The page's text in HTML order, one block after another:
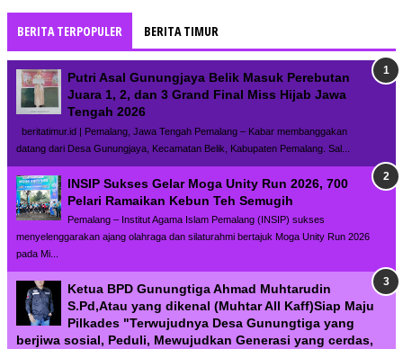
BERITA TERPOPULER BERITA TIMUR
Putri Asal Gunungjaya Belik Masuk Perebutan
Juara 1, 2, dan 3 Grand Final Miss Hijab Jawa
Tengah 2026
beritatimur.id | Pemalang, Jawa Tengah Pemalang – Kabar membanggakan
datang dari Desa Gunungjaya, Kecamatan Belik, Kabupaten Pemalang. Sal...
INSIP Sukses Gelar Moga Unity Run 2026, 700
Pelari Ramaikan Kebun Teh Semugih
Pemalang – Institut Agama Islam Pemalang (INSIP) sukses
menyelenggarakan ajang olahraga dan silaturahmi bertajuk Moga Unity Run 2026
pada Mi...
Ketua BPD Gunungtiga Ahmad Muhtarudin
S.Pd,Atau yang dikenal (Muhtar All Kaff)Siap Maju
Pilkades "Terwujudnya Desa Gunungtiga yang
berjiwa sosial, Peduli, Mewujudkan Generasi yang cerdas,